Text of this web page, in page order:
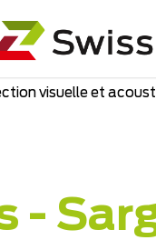
visuelle et
-